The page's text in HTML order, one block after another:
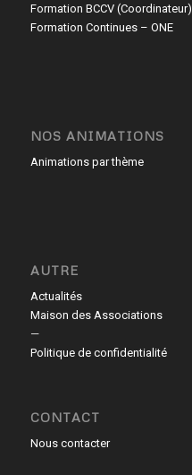
Formation BCCV (Coordinateur)
Formation Continues – ONE
NOS ANIMATIONS
Animations par thème
AUTRE
Actualités
Maison des Associations
—
Politique de confidentialité
CONTACT
Nous contacter